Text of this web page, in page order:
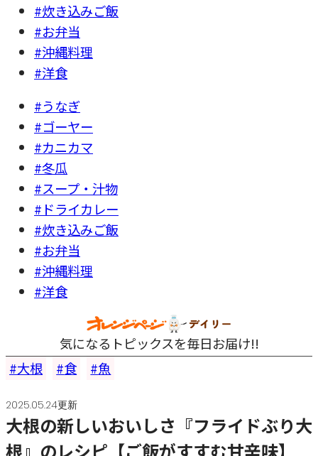
#炊き込みご飯
#お弁当
#沖縄料理
#洋食
#うなぎ
#ゴーヤー
#カニカマ
#冬瓜
#スープ・汁物
#ドライカレー
#炊き込みご飯
#お弁当
#沖縄料理
#洋食
気になるトピックスを毎日お届け!!
大根
食 魚
2025.05.24更新
大根の新しいおいしさ『フライドぶり大
根』のレシピ【ご飯がすすむ甘辛味】